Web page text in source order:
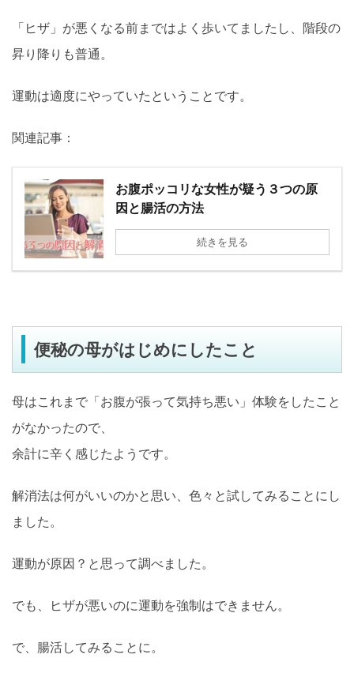
「ヒザ」が悪くなる前まではよく歩いてましたし、階段の
昇り降りも普通。
運動は適度にやっていたということです。
関連記事：
お腹ポッコリな女性が疑う３つの原
因と腸活の方法
続きを見る
便秘の母がはじめにしたこと
母はこれまで「お腹が張って気持ち悪い」体験をしたこと
がなかったので、
余計に辛く感じたようです。
解消法は何がいいのかと思い、色々と試してみることにし
ました。
運動が原因？と思って調べました。
でも、ヒザが悪いのに運動を強制はできません。
で、腸活してみることに。